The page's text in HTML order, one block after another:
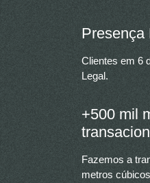
Presença
Clientes em 6
Legal.
+500 mil
Fazemos a
metros